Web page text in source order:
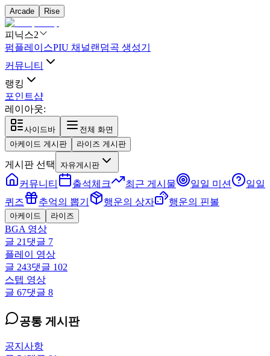
Arcade Rise
피닉스2
펌플레이스PIU 채널랜덤곡 생성기
커뮤니티
랭킹
포인트샵
레이아웃:
사이드바
전체 화면
아케이드 게시판
라이즈 게시판
게시판 선택 자유게시판
커뮤니티 출석체크 최근 게시물 일일 미션
일일
퀴즈
추억의 뽑기 행운의 상자 행운의 핀볼
아케이드 라이즈
BGA 영상
글 21 댓글 7
플레이 영상
글 243댓글 102
스텝 영상
글 67댓글 8
공통 게시판
공지사항